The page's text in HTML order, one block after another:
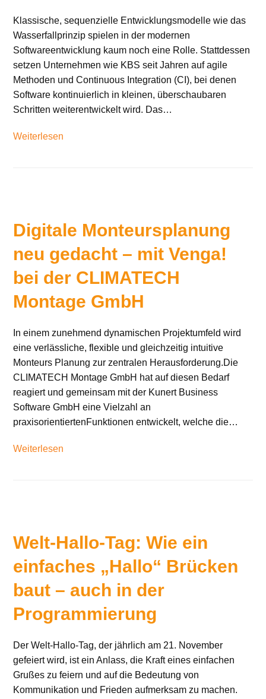
Klassische, sequenzielle Entwicklungsmodelle wie das
Wasserfallprinzip spielen in der modernen
Softwareentwicklung kaum noch eine Rolle. Stattdessen
setzen Unternehmen wie KBS seit Jahren auf agile
Methoden und Continuous Integration (CI), bei denen
Software kontinuierlich in kleinen, überschaubaren
Schritten weiterentwickelt wird. Das…
Weiterlesen
Digitale Monteursplanung
neu gedacht – mit Venga!
bei der CLIMATECH
Montage GmbH
In einem zunehmend dynamischen Projektumfeld wird
eine verlässliche, flexible und gleichzeitig intuitive
Monteurs Planung zur zentralen Herausforderung.Die
CLIMATECH Montage GmbH hat auf diesen Bedarf
reagiert und gemeinsam mit der Kunert Business
Software GmbH eine Vielzahl an
praxisorientiertenFunktionen entwickelt, welche die…
Weiterlesen
Welt-Hallo-Tag: Wie ein
einfaches „Hallo“ Brücken
baut – auch in der
Programmierung
Der Welt-Hallo-Tag, der jährlich am 21. November
gefeiert wird, ist ein Anlass, die Kraft eines einfachen
Grußes zu feiern und auf die Bedeutung von
Kommunikation und Frieden aufmerksam zu machen.